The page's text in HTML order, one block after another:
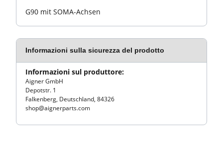
G90 mit SOMA-Achsen
Informazioni sulla sicurezza del prodotto
Informazioni sul produttore:
Aigner GmbH
Depotstr. 1
Falkenberg, Deutschland, 84326
shop@aignerparts.com